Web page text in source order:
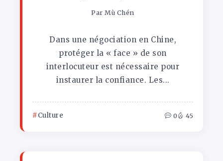
Par Mù Chén
Dans une négociation en Chine,
protéger la « face » de son
interlocuteur est nécessaire pour
instaurer la confiance. Les...
Culture 0 45